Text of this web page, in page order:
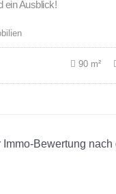
ein Ausblick!
90 m²
Immo-Bewertung